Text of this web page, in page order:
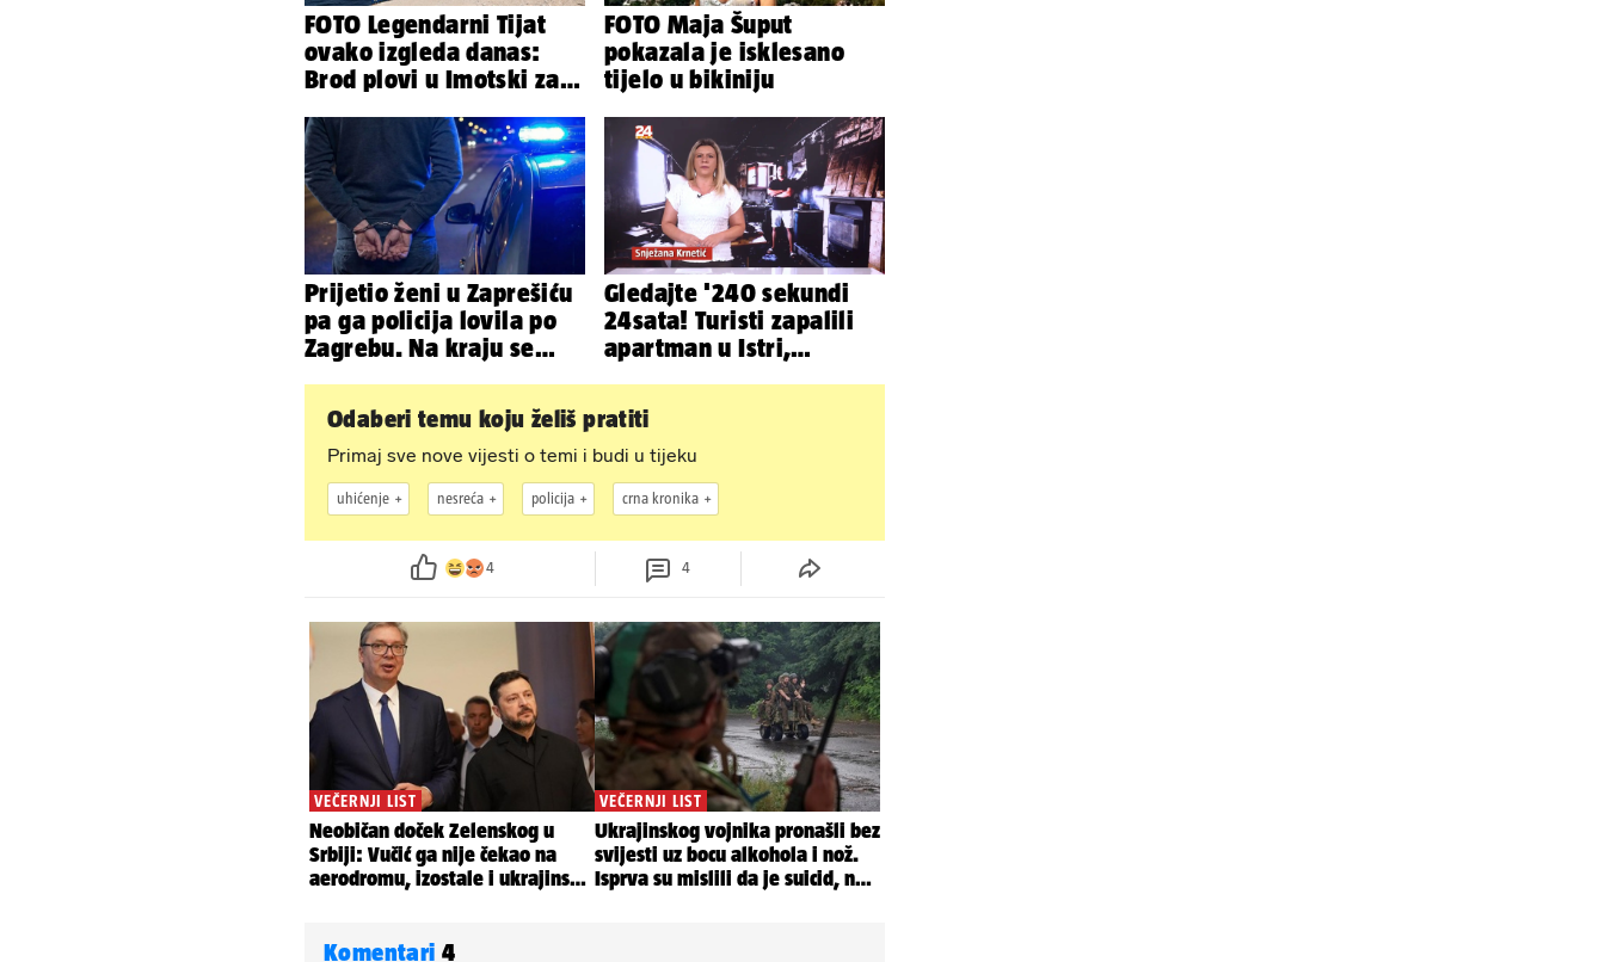
FOTO Legendarni Tijat
ovako izgleda danas:
Brod plovi u Imotski za
FOTO Maja Šuput
pokazala je isklesano
tijelo u bikiniju
Prijetio ženi u Zaprešiću
pa ga policija lovila po
Zagrebu. Na kraju se
Gledajte '240 sekundi
24sata! Turisti zapalili
apartman u Istri,
Odaberi temu koju želiš pratiti
Primaj sve nove vijesti o temi i budi u tijeku
uhićenje nesreća policija crna kronika
4 4
Komentari 4